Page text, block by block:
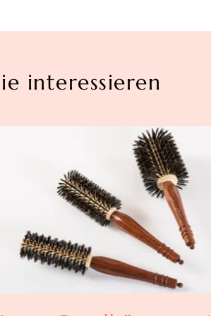
interessieren